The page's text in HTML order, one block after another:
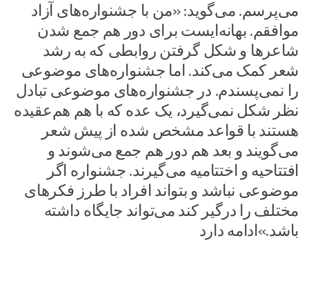
می‌پرسم. می‌گوید: «من با جشنواره‌های آزاد
موافقم. بهانه‌ایست برای دور هم جمع شدن
شاعرها و شکل گرفتن روابطی که به رشد
شعر کمک می‌کند. اما جشنواره‌های موضوعی
را نمی‌پسندم. در جشنواره‌های موضوعی تبادل
نظر شکل نمی‌گیرد، یک عده که با هم هم‌عقیده
هستند با قواعد مشخص شده از پیش شعر
می‌گویند و بعد هم دور هم جمع می‌شوند و
افتتاحیه و اختتامیه می‌گیرند. جشنواره اگر
موضوعی نباشد و بتواند افراد با طرز فکرهای
مختلف را درگیر کند می‌تواند جایگاه داشته
باشد.»ادامه دارد